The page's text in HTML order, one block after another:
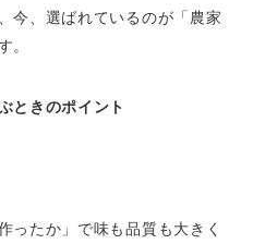
今、選ばれているのが「農家
ときのポイント
ったか」で味も品質も大きく